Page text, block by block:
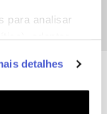
para analisar
e
seus interesses
gerir a
detalhes